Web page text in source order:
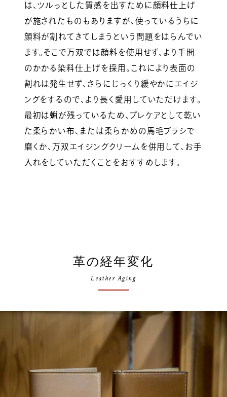
は、ツルっとした質感を出すために顔料仕上げ
が施されたものもありますが、使っているうちに
顔料が割れてきてしまうという問題をはらんでい
ます。そこで万双では顔料を使用せず、より手間
のかかる染料仕上げを採用。これにより表面の
割れは発生せず、さらにじっくり緩やかにエイジ
ングをするので、より長く愛用していただけます。
最初は蝋が残っているため、プレケアとして乾い
た柔らかい布、または柔らかめの馬毛ブラシで
磨くか、万双エイジングクリームを併用して、お手
入れをしていただくことをおすすめします。
革の経年変化
Leather Aging